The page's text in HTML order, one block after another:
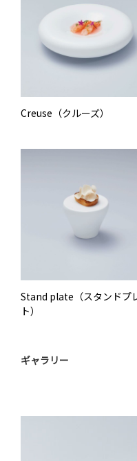
Creuse（クルーズ）
Stand plate（スタンドプ
ト）
ギャラリー